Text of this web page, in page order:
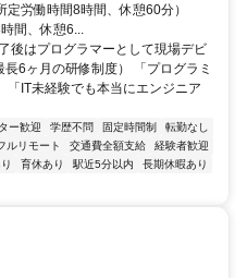
労働時間8時間、休憩60分）
間、休憩6...
後はプログラマーとして現場デビ
6ヶ月の研修制度） 「プログラミ
「IT未経験でも本当にエンジニア
ー歓迎 学歴不問 固定時間制
転勤なし
ルリモート 交通費全額支給
経験者歓迎
育休あり 駅近5分以内
長期休暇あり